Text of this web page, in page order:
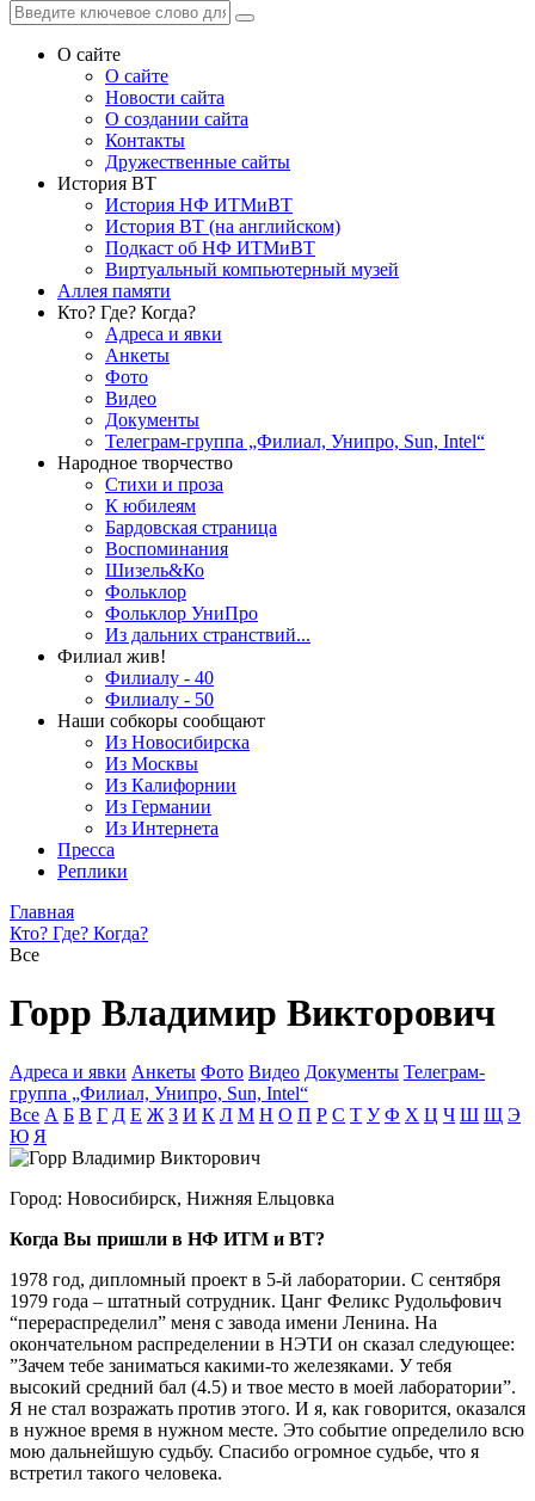
О сайте
О сайте
Новости сайта
О создании сайта
Контакты
Дружественные сайты
История ВТ
История НФ ИТМиВТ
История ВТ (на английском)
Подкаст об НФ ИТМиВТ
Виртуальный компьютерный музей
Аллея памяти
Кто? Где? Когда?
Адреса и явки
Анкеты
Фото
Видео
Документы
Телеграм-группа „Филиал, Унипро, Sun, Intel“
Народное творчество
Стихи и проза
К юбилеям
Бардовская страница
Воспоминания
Шизель&Ко
Фольклор
Фольклор УниПро
Из дальних странствий...
Филиал жив!
Филиалу - 40
Филиалу - 50
Наши собкоры сообщают
Из Новосибирска
Из Москвы
Из Калифорнии
Из Германии
Из Интернета
Пресса
Реплики
Главная
Кто? Где? Когда?
Все
Горр Владимир Викторович
Адреса и явки Анкеты Фото Видео Документы Телеграм-
группа „Филиал, Унипро, Sun, Intel“
Все А Б В Г Д Е Ж З И К Л М Н О П Р С Т У Ф Х Ц Ч Ш Щ Э
Ю Я
Город: Новосибирск, Нижняя Ельцовка
Когда Вы пришли в НФ ИТМ и ВТ?
1978 год, дипломный проект в 5-й лаборатории. С сентября
1979 года – штатный сотрудник. Цанг Феликс Рудольфович
“перераспределил” меня с завода имени Ленина. На
окончательном распределении в НЭТИ он сказал следующее:
”Зачем тебе заниматься какими-то железяками. У тебя
высокий средний бал (4.5) и твое место в моей лаборатории”.
Я не стал возражать против этого. И я, как говорится, оказался
в нужное время в нужном месте. Это событие определило всю
мою дальнейшую судьбу. Спасибо огромное судьбе, что я
встретил такого человека.